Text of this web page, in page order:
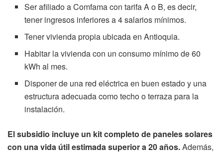
Ser afiliado a Comfama con tarifa A o B, es decir,
tener ingresos inferiores a 4 salarios mínimos.
Tener vivienda propia ubicada en Antioquia.
Habitar la vivienda con un consumo mínimo de 60
kWh al mes.
Disponer de una red eléctrica en buen estado y una
estructura adecuada como techo o terraza para la
instalación.
El subsidio incluye un kit completo de paneles solares
con una vida útil estimada superior a 20 años.Además,